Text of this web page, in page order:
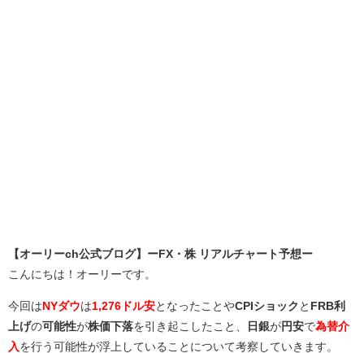
【オーリーch公式ブログ】ーFX・株 リアルチャート予想ー
こんにちは！オーリーです。
今回はNYダウは1,276ドル安 となったことやCPIショック と FRB利
上げの可能性が株価下落を引き起こしたこと、 日銀が 円安で為替介
入 を行う可能性が浮上していることについて考察していきます。